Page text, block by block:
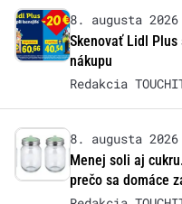
8. augusta 2026
Skenovať Lidl
nákupu
Redakcia
8. augusta 2026
Menej soli aj
prečo sa domáce